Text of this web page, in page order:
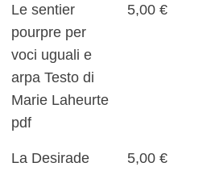
Le sentier
pourpre per
voci uguali e
arpa Testo di
Marie Laheurte
pdf
5,00 €
La Desirade
5,00 €